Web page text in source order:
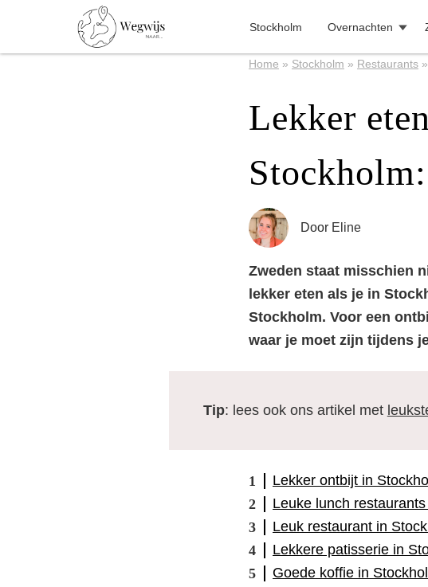
Stockholm Overnachten
Home » Stockholm » Restaurants »
Lekker
Door Eline
Zweden staat misschien
lekker eten als je in
Stockholm. Voor een
waar je moet zijn tijdens
Tip: lees ook ons artikel met
Lekker ontbijt in
Leuke lunch
Leuk restaurant in
Lekkere patisserie in
Goede koffie in